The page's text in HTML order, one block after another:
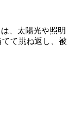
、太陽光や照明
て跳ね返し、被